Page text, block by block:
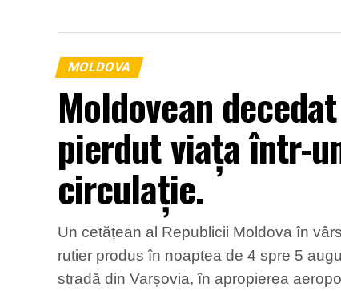
MOLDOVA
Moldovean
pierdut viața într-
circulație.
Un cetățean al Republicii Moldova în
rutier produs în noaptea de 4 spre 5
stradă din Varșovia, în apropierea